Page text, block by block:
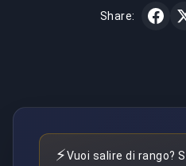
Share:
⚡Vuoi salire di rango?